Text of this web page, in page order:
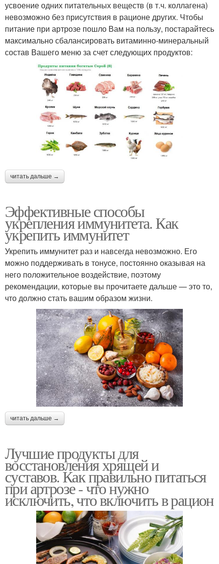
усвоение одних питательных веществ (в т.ч. коллагена)
невозможно без присутствия в рационе других. Чтобы
питание при артрозе пошло Вам на пользу, постарайтесь
максимально сбалансировать витаминно-минеральный
состав Вашего меню за счет следующих продуктов:
читать дальше →
Эффективные способы
укрепления иммунитета. Как
укрепить иммунитет
Укрепить иммунитет раз и навсегда невозможно. Его
можно поддерживать в тонусе, постоянно оказывая на
него положительное воздействие, поэтому
рекомендации, которые вы прочитаете дальше — это то,
что должно стать вашим образом жизни.
читать дальше →
Лучшие продукты для
восстановления хрящей и
суставов. Как правильно питаться
при артрозе - что нужно
исключить, что включить в рацион